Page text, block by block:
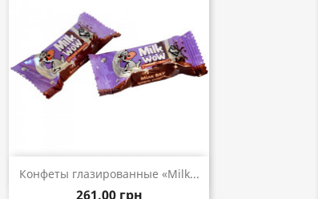
Конфеты глазированные «Milk...
261,00 грн
Быстрый просмотр